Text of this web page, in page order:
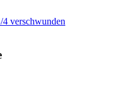
verschwunden